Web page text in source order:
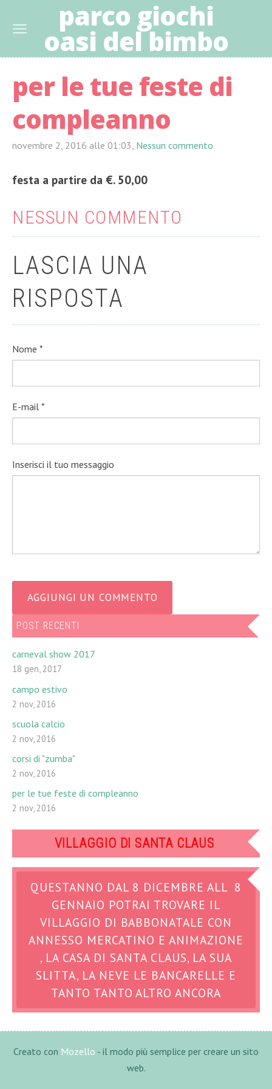
parco giochi
oasi del bimbo
POST RECENTI
carneval show 2017
18 gen, 2017
campo estivo
2 nov, 2016
scuola calcio
2 nov, 2016
corsi di "zumba"
2 nov, 2016
per le tue feste di compleanno
2 nov, 2016
VILLAGGIO DI SANTA CLAUS
QUESTANNO DAL 8 DICEMBRE ALL 8
GENNAIO POTRAI TROVARE IL
VILLAGGIO DI BABBONATALE CON
ANNESSO MERCATINO E ANIMAZIONE
, LA CASA DI SANTA CLAUS, LA SUA
SLITTA, LA NEVE LE BANCARELLE E
TANTO TANTO ALTRO ANCORA
per le tue feste di
compleanno
novembre 2, 2016 alle 01:03, Nessun commento
festa a partire da €. 50,00
NESSUN COMMENTO
LASCIA UNA
RISPOSTA
Nome *
E-mail *
Inserisci il tuo messaggio
Creato con Mozello - il modo più semplice per creare un sito
web.